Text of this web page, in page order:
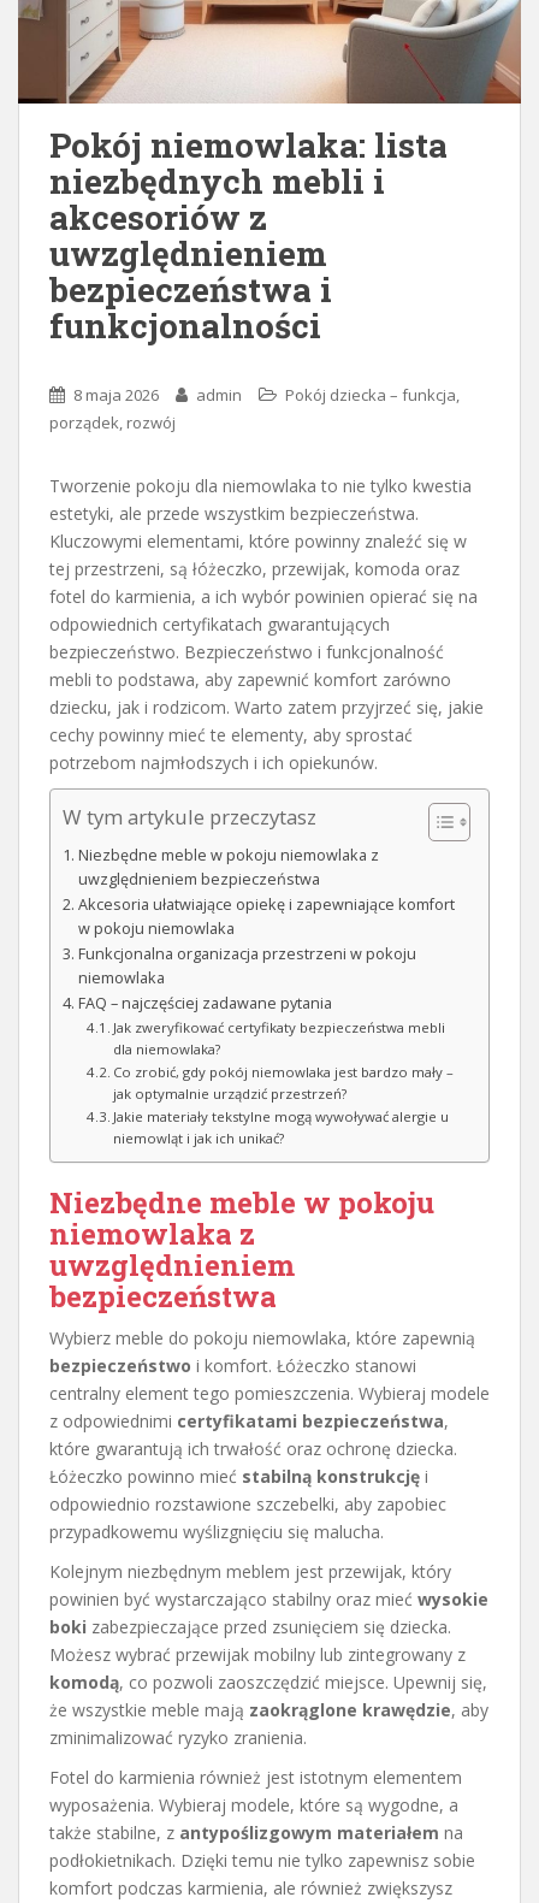
Pokój niemowlaka: lista
niezbędnych mebli i
akcesoriów z
uwzględnieniem
bezpieczeństwa i
funkcjonalności
8 maja 2026 admin
Pokój dziecka – funkcja,
porządek, rozwój
Tworzenie pokoju dla niemowlaka to nie tylko kwestia
estetyki, ale przede wszystkim bezpieczeństwa.
Kluczowymi elementami, które powinny znaleźć się w
tej przestrzeni, są łóżeczko, przewijak, komoda oraz
fotel do karmienia, a ich wybór powinien opierać się na
odpowiednich certyfikatach gwarantujących
bezpieczeństwo. Bezpieczeństwo i funkcjonalność
mebli to podstawa, aby zapewnić komfort zarówno
dziecku, jak i rodzicom. Warto zatem przyjrzeć się, jakie
cechy powinny mieć te elementy, aby sprostać
potrzebom najmłodszych i ich opiekunów.
W tym artykule przeczytasz
Niezbędne meble w pokoju niemowlaka z
uwzględnieniem bezpieczeństwa
Akcesoria ułatwiające opiekę i zapewniające komfort
w pokoju niemowlaka
Funkcjonalna organizacja przestrzeni w pokoju
niemowlaka
FAQ – najczęściej zadawane pytania
Jak zweryfikować certyfikaty bezpieczeństwa mebli
dla niemowlaka?
Co zrobić, gdy pokój niemowlaka jest bardzo mały –
jak optymalnie urządzić przestrzeń?
Jakie materiały tekstylne mogą wywoływać alergie u
niemowląt i jak ich unikać?
Niezbędne meble w pokoju
niemowlaka z
uwzględnieniem
bezpieczeństwa
Wybierz meble do pokoju niemowlaka, które zapewnią
bezpieczeństwo i komfort. Łóżeczko stanowi
centralny element tego pomieszczenia. Wybieraj modele
z odpowiednimi certyfikatami bezpieczeństwa,
które gwarantują ich trwałość oraz ochronę dziecka.
Łóżeczko powinno mieć stabilną konstrukcję i
odpowiednio rozstawione szczebelki, aby zapobiec
przypadkowemu wyślizgnięciu się malucha.
Kolejnym niezbędnym meblem jest przewijak, który
powinien być wystarczająco stabilny oraz mieć wysokie
boki zabezpieczające przed zsunięciem się dziecka.
Możesz wybrać przewijak mobilny lub zintegrowany z
komodą, co pozwoli zaoszczędzić miejsce. Upewnij się,
że wszystkie meble mają zaokrąglone krawędzie, aby
zminimalizować ryzyko zranienia.
Fotel do karmienia również jest istotnym elementem
wyposażenia. Wybieraj modele, które są wygodne, a
także stabilne, z antypoślizgowym materiałem na
podłokietnikach. Dzięki temu nie tylko zapewnisz sobie
komfort podczas karmienia, ale również zwiększysz